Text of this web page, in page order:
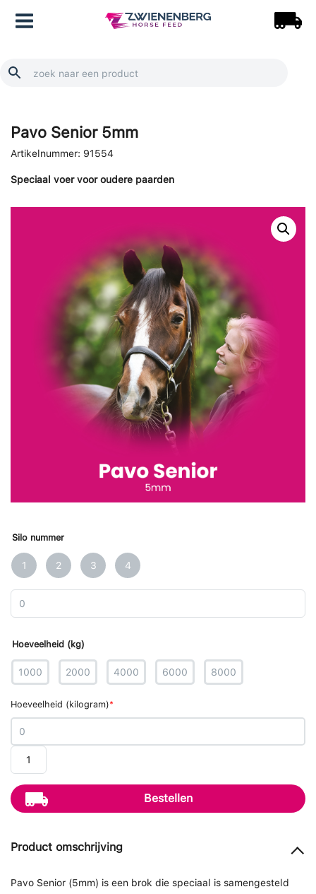
Doorgaan
naarMain
Pavo Senior 5mm
Artikelnummer: 91554
Speciaal voer voor oudere paarden
Silo nummer
1 2 3 4
Hoeveelheid (kg)
1000 2000 4000 6000 8000
Hoeveelheid (kilogram)*
Senior
5mm
aantal
Bestellen
Product omschrijving
Pavo Senior (5mm) is een brok die speciaal is samengesteld